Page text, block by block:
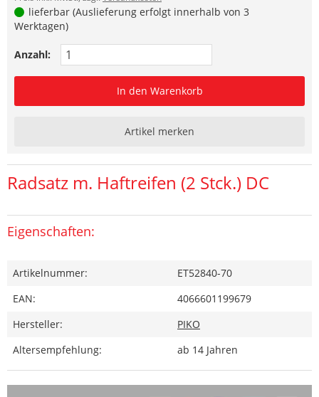
lieferbar (Auslieferung erfolgt innerhalb von 3
Werktagen)
Anzahl:
In den Warenkorb
Artikel merken
Radsatz m. Haftreifen (2 Stck.) DC
Eigenschaften:
Artikelnummer:
ET52840-70
EAN:
4066601199679
Hersteller:
PIKO
Altersempfehlung:
ab 14 Jahren